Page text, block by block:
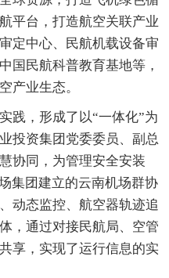
平台，打造航空关联产业
定中心、民航机载设备审
国民航科普教育基地等，
产业生态。
践，形成了以“一体化”为
投资集团党委委员、副总
协同，为管理安全安装
集团建立的云南机场群协
动态监控、航空器轨迹追
，通过对接民航局、空管
享，实现了运行信息的实